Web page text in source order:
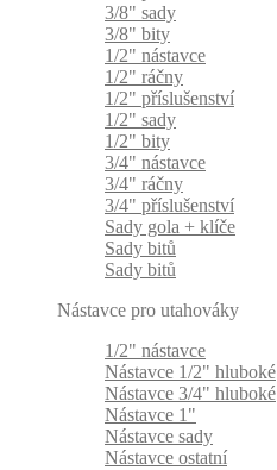
3/8" sady
3/8" bity
1/2" nástavce
1/2" ráčny
1/2" příslušenství
1/2" sady
1/2" bity
3/4" nástavce
3/4" ráčny
3/4" příslušenství
Sady gola + klíče
Sady bitů
Sady bitů
Nástavce pro utahováky
1/2" nástavce
Nástavce 1/2" hluboké
Nástavce 3/4" hluboké
Nástavce 1"
Nástavce sady
Nástavce ostatní